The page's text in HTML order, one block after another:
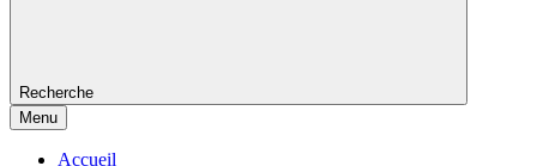
Recherche
Menu
Accueil